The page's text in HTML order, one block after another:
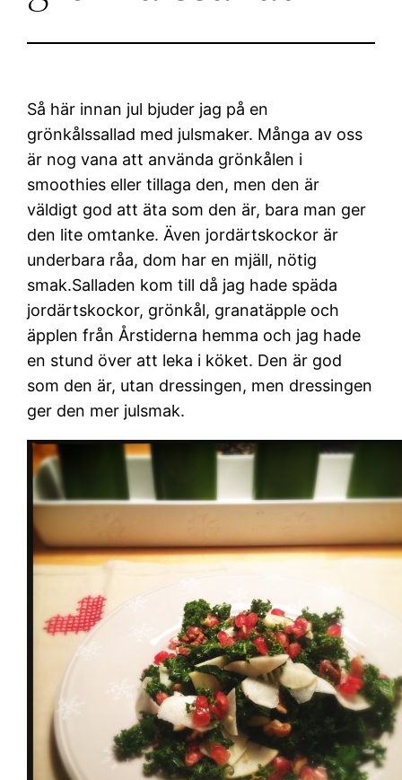
Så här innan jul bjuder jag på en
grönkålssallad med julsmaker. Många av oss
är nog vana att använda grönkålen i
smoothies eller tillaga den, men den är
väldigt god att äta som den är, bara man ger
den lite omtanke. Även jordärtskockor är
underbara råa, dom har en mjäll, nötig
smak.Salladen kom till då jag hade späda
jordärtskockor, grönkål, granatäpple och
äpplen från Årstiderna hemma och jag hade
en stund över att leka i köket. Den är god
som den är, utan dressingen, men dressingen
ger den mer julsmak.